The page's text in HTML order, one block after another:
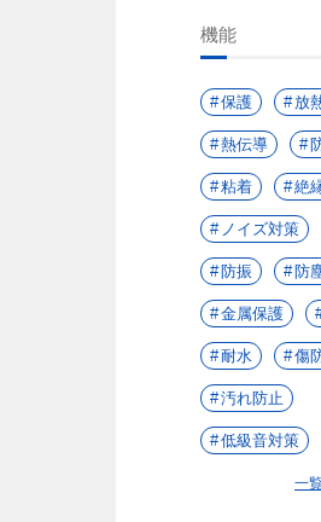
機能
保護 放
熱伝導
粘着 絶
ノイズ対策
防振 防
金属保護
耐水 傷
汚れ防止
低級音対策
一